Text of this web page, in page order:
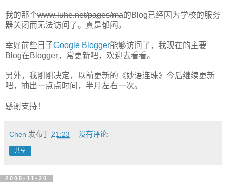
我的那个www.luhe.net/pages/ma的Blog已经因为学校的服务
器关闭而无法访问了。真是郁闷。
幸好前些日子Google Blogger能够访问了，我现在的主要
Blog在Blogger，常更新吧，欢迎去看看。
另外，我刚刚决定，以前更新的《妙语连珠》今后继续更新
吧，抽出一点点时间，半月左右一次。
感谢支持！
Chen 发布于 21:23 没有评论:
共享
2005-11-20